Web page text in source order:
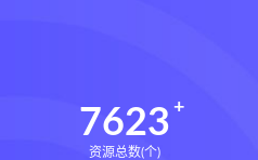
7623
资源总数(个)